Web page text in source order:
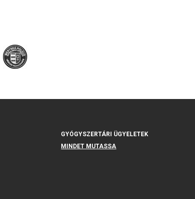
GYÓGYSZERTÁRI ÜGYELETEK
MINDET MUTASSA